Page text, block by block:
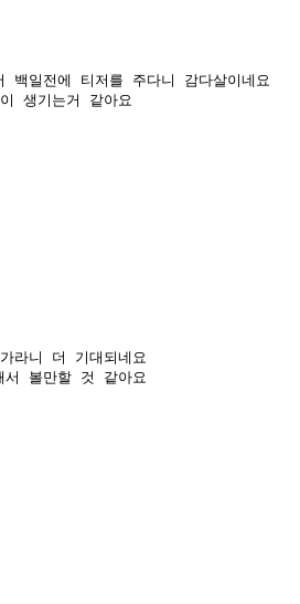
백일전에 티저를 주다니 감다살이네요
생기는거 같아요
라니 더 기대되네요
서 볼만할 것 같아요